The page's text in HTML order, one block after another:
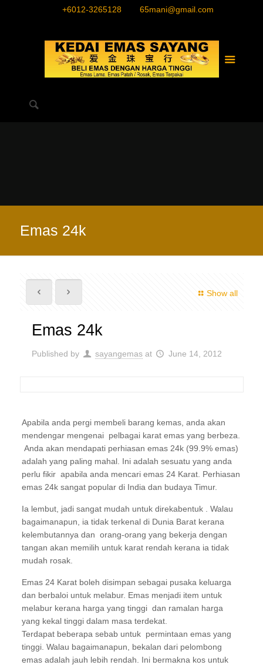
+6012-3265128 65mani@gmail.com
Emas 24k
Show all
Emas 24k
Published by sayangemas at June 14, 2012
Apabila anda pergi membeli barang kemas, anda akan
mendengar mengenai pelbagai karat emas yang berbeza.
Anda akan mendapati perhiasan emas 24k (99.9% emas)
adalah yang paling mahal. Ini adalah sesuatu yang anda
perlu fikir apabila anda mencari emas 24 Karat. Perhiasan
emas 24k sangat popular di India dan budaya Timur.
Ia lembut, jadi sangat mudah untuk direkabentuk . Walau
bagaimanapun, ia tidak terkenal di Dunia Barat kerana
kelembutannya dan orang-orang yang bekerja dengan
tangan akan memilih untuk karat rendah kerana ia tidak
mudah rosak.
Emas 24 Karat boleh disimpan sebagai pusaka keluarga
dan berbaloi untuk melabur. Emas menjadi item untuk
melabur kerana harga yang tinggi dan ramalan harga
yang kekal tinggi dalam masa terdekat.
Terdapat beberapa sebab untuk permintaan emas yang
tinggi. Walau bagaimanapun, bekalan dari pelombong
emas adalah jauh lebih rendah. Ini bermakna kos untuk